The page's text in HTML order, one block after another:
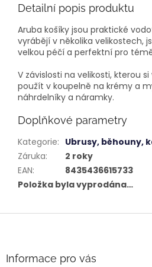
Detailní popis produktu
Aruba košíky jsou praktické
vyrábějí v několika velikostech,
velkou péčí a perfektní pro
V závislosti na velikosti, kterou
použít v koupelně na krémy a
náhrdelníky a náramky.
Doplňkové parametry
Kategorie: Ubrusy, běhouny,
Záruka:
2 roky
EAN:
8435436615733
Položka byla vyprodána…
Informace pro vás